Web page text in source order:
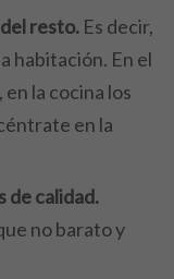
resto. Es decir,
habitación. En el
la cocina los
en la
de calidad.
no barato y